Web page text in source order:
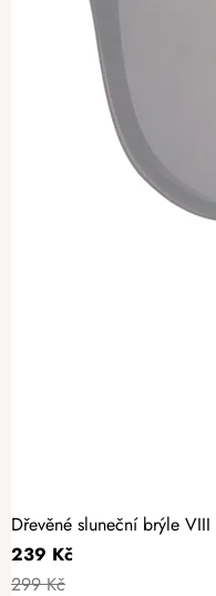
Dřevěné sluneční brýle VIII
239 Kč
299 Kč